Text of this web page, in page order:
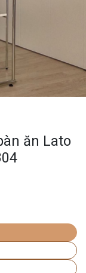
ăn Lato